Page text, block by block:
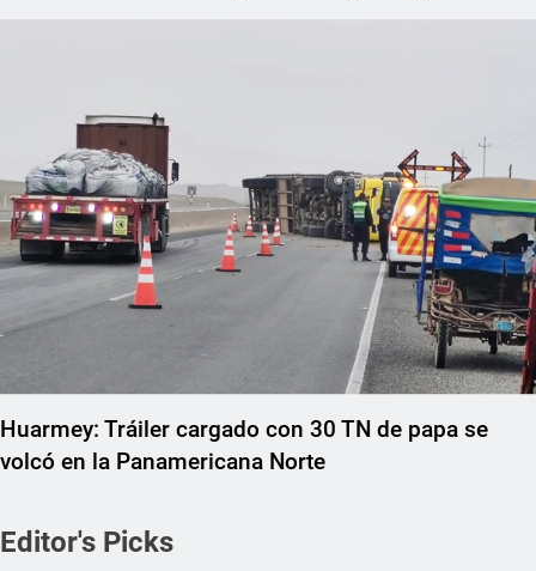
Huarmey: Tráiler cargado con 30 TN de papa se
volcó en la Panamericana Norte
Editor's Picks